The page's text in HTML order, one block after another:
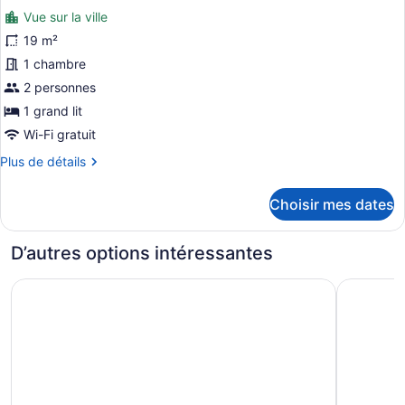
photos
pour
ce
type
de
chambre :
STANDARD
QUEEN
NÃO
Vue sur la ville
19 m²
1 chambre
2 personnes
1 grand lit
Wi-Fi gratuit
Plus de détails
Plus
STANDARD
NÃO
Choisir mes dates
D’autres options intéressantes
Hilton Garden Inn Belo Horizonte, Brazil Hotel